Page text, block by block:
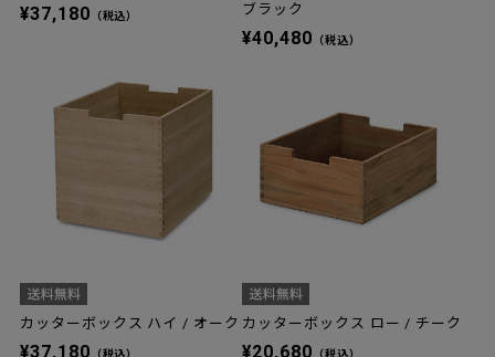
¥37,180 （税込）
ブラック
¥40,480 （税込）
カッターボックス ハイ / オーク
¥37,180 （税込）
カッターボックス ロー / チーク
¥20,680 （税込）